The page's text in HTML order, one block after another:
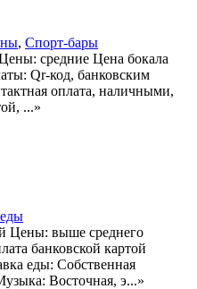
, Спорт-бары
средние Цена бокала
Qr-код, банковским
оплата, наличными,
...»
Цены: выше среднего
банковской картой
еды: Собственная
Восточная, э...»